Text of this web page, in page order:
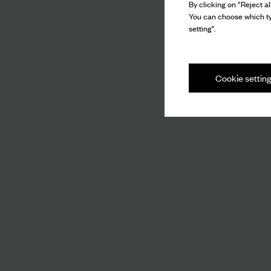
By clicking on “Reject
You can choose which
setting".
Cookie setting